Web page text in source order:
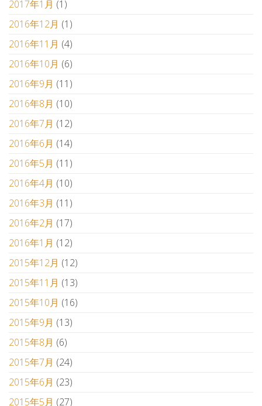
2017年1月 (1)
2016年12月 (1)
2016年11月 (4)
2016年10月 (6)
2016年9月 (11)
2016年8月 (10)
2016年7月 (12)
2016年6月 (14)
2016年5月 (11)
2016年4月 (10)
2016年3月 (11)
2016年2月 (17)
2016年1月 (12)
2015年12月 (12)
2015年11月 (13)
2015年10月 (16)
2015年9月 (13)
2015年8月 (6)
2015年7月 (24)
2015年6月 (23)
2015年5月 (27)